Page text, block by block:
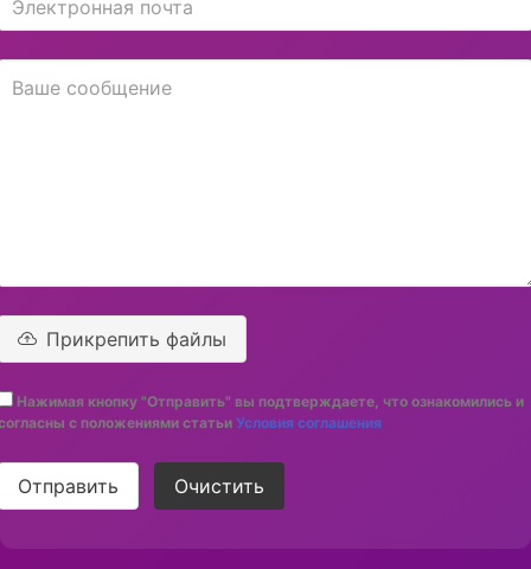
Прикрепить файлы
Нажимая кнопку "Отправить" вы подтверждаете, что ознакомились и
с положениями статьи Условия соглашения
Отправить Очистить